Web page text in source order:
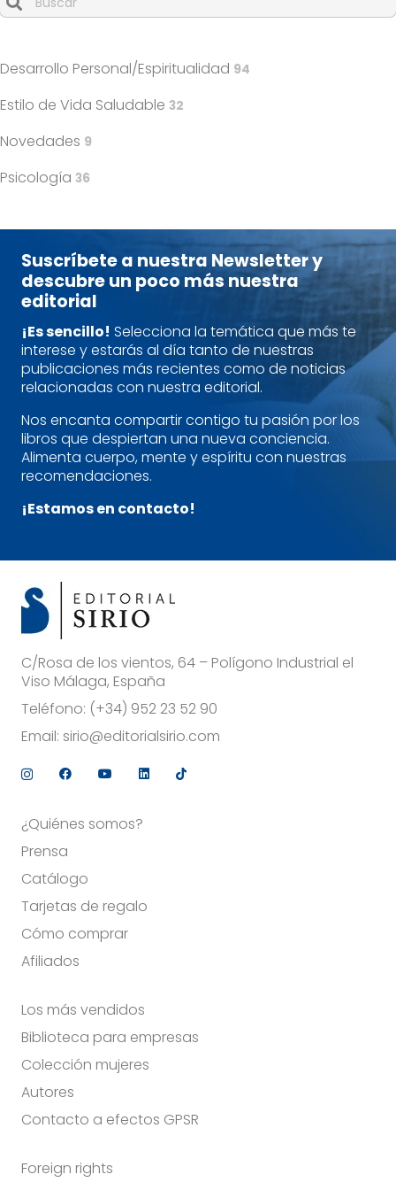
Desarrollo Personal/Espiritualidad 94
Estilo de Vida Saludable 32
Novedades 9
Psicología 36
Suscríbete a nuestra Newsletter y
descubre un poco más nuestra
editorial
¡Es sencillo! Selecciona la temática que más te
interese y estarás al día tanto de nuestras
publicaciones más recientes como de noticias
relacionadas con nuestra editorial.
Nos encanta compartir contigo tu pasión por los
libros que despiertan una nueva conciencia.
Alimenta cuerpo, mente y espíritu con nuestras
recomendaciones.
¡Estamos en contacto!
C/Rosa de los vientos, 64 – Polígono Industrial el
Viso Málaga, España
Teléfono: (+34) 952 23 52 90
Email: sirio@editorialsirio.com
¿Quiénes somos?
Prensa
Catálogo
Tarjetas de regalo
Cómo comprar
Afiliados
Los más vendidos
Biblioteca para empresas
Colección mujeres
Autores
Contacto a efectos GPSR
Foreign rights